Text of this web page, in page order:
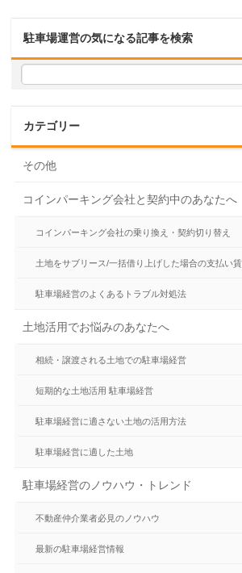
駐車場運営の気になる記事を検索
カテゴリー
その他
コインパーキング会社と契約中のあなたへ
コインパーキング会社の乗り換え・契約切り替え
土地をサブリース/一括借り上げした場合の支払い
駐車場経営のよくあるトラブル対処法
土地活用でお悩みのあなたへ
相続・譲渡される土地での駐車場経営
短期的な土地活用 駐車場経営
駐車場経営に適さない土地の活用方法
駐車場経営に適した土地
駐車場経営のノウハウ・トレンド
不動産仲介業者必見のノウハウ
最新の駐車場経営情報